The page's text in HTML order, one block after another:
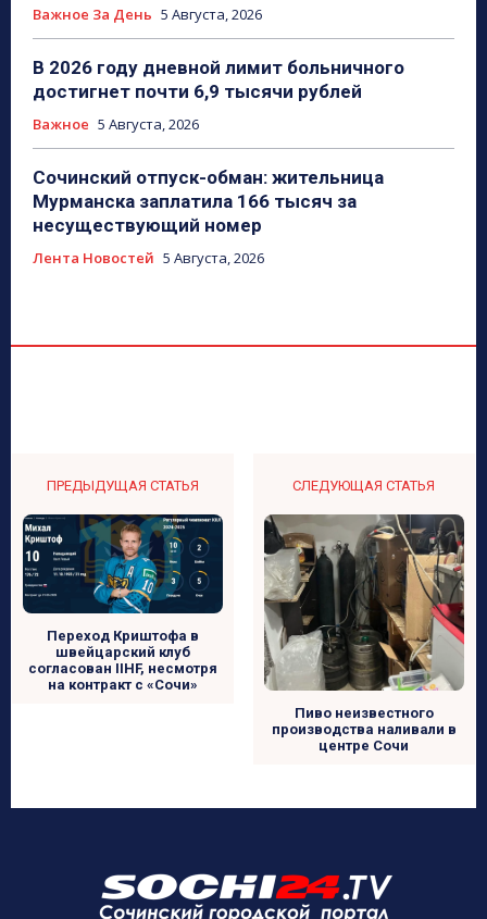
Важное За День 5 Августа, 2026
В 2026 году дневной лимит больничного
достигнет почти 6,9 тысячи рублей
Важное 5 Августа, 2026
Сочинский отпуск-обман: жительница
Мурманска заплатила 166 тысяч за
несуществующий номер
Лента Новостей 5 Августа, 2026
ПРЕДЫДУЩАЯ СТАТЬЯ
Переход Криштофа в
швейцарский клуб
согласован IIHF, несмотря
на контракт с «Сочи»
СЛЕДУЮЩАЯ СТАТЬЯ
Пиво неизвестного
производства наливали в
центре Сочи